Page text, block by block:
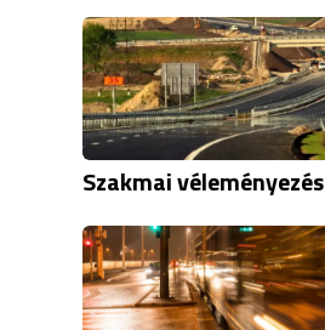
Szakmai véleményezés